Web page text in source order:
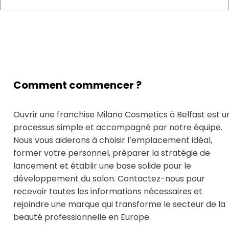
Comment commencer ?
Ouvrir une franchise Milano Cosmetics à Belfast est
processus simple et accompagné par notre équipe.
Nous vous aiderons à choisir l’emplacement idéal,
former votre personnel, préparer la stratégie de
lancement et établir une base solide pour le
développement du salon. Contactez-nous pour
recevoir toutes les informations nécessaires et
rejoindre une marque qui transforme le secteur de la
beauté professionnelle en Europe.